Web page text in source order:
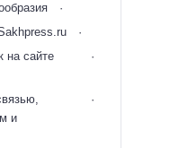
на сайте
и